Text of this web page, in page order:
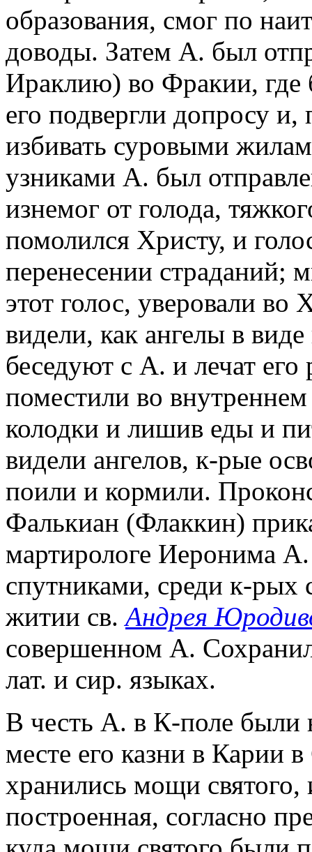
образования, смог по
доводы. Затем А. был
Ираклию) во Фракии, где
его подвергли допросу и,
избивать суровыми
узниками А. был
изнемог от голода,
помолился Христу, и
перенесении страданий;
этот голос, уверовали
видели, как ангелы в
беседуют с А. и лечат
поместили во
колодки и лишив еды и
видели ангелов, к-рые
поили и кормили.
Фалькиан (Флаккин)
мартирологе Иеронима А.
спутниками, среди к-
житии св.Андрея
совершенном А.
лат. и сир. языках.
В честь А. в К-поле были
месте его казни в Карии
хранились мощи святого,
построенная, согласно